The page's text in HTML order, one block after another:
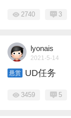
2740 3
lyonais
2021-5-14
悬赏 UD任务
3459 5